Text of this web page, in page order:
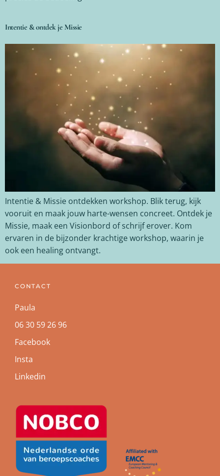
Intentie & ontdek je Missie
Intentie & Missie ontdekken workshop. Blik terug, kijk
vooruit en maak jouw harte-wensen concreet. Ontdek je
Missie, maak een Visionbord of schrijf erover. Kom
ervaren in de bijzonder krachtige workshop, waarin je
ook een healing ontvangt.
CONTACT
Paula
06 30 59 26 96
Facebook
Insta
Linkedin